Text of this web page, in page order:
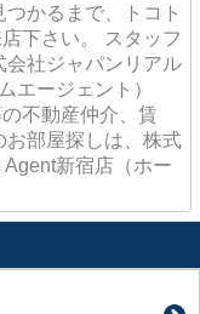
かるまで、トコト
下さい。 スタッフ
会社ジャパンリアル
エージェント）
不動産仲介、賃
お部屋探しは、株式
新宿店（ホー